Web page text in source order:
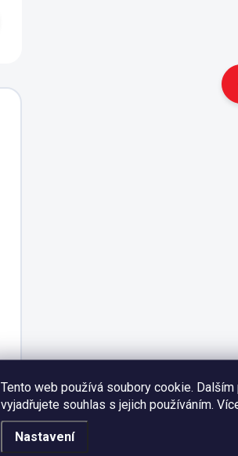
Tento web používá soubory cookie.
vyjadřujete souhlas s jejich používáním.
Nastavení